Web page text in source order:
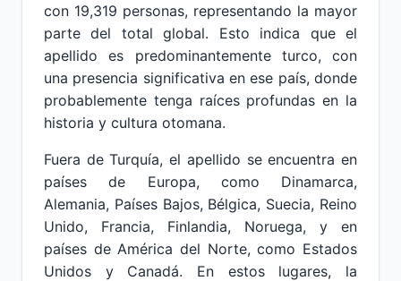
con 19,319 personas, representando la mayor
parte del total global. Esto indica que el
apellido es predominantemente turco, con
una presencia significativa en ese país, donde
probablemente tenga raíces profundas en la
historia y cultura otomana.
Fuera de Turquía, el apellido se encuentra en
países de Europa, como Dinamarca,
Alemania, Países Bajos, Bélgica, Suecia, Reino
Unido, Francia, Finlandia, Noruega, y en
países de América del Norte, como Estados
Unidos y Canadá. En estos lugares, la